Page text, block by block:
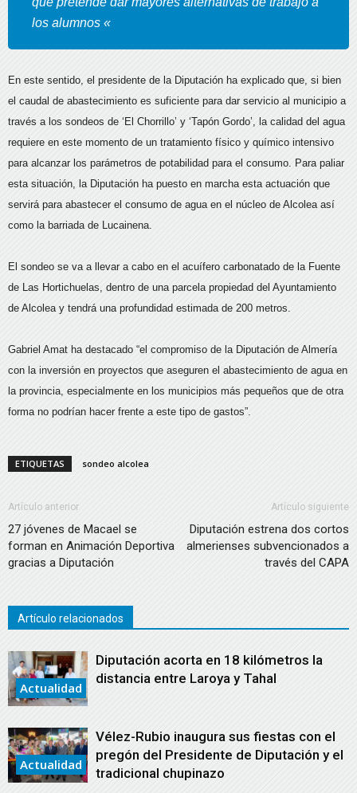
los alumnos «
En este sentido, el presidente de la Diputación ha explicado que, si bien
el caudal de abastecimiento es suficiente para dar servicio al municipio a
través a los sondeos de ‘El Chorrillo’ y ‘Tapón Gordo’, la calidad del agua
requiere en este momento de un tratamiento físico y químico intensivo
para alcanzar los parámetros de potabilidad para el consumo. Para paliar
esta situación, la Diputación ha puesto en marcha esta actuación que
servirá para abastecer el consumo de agua en el núcleo de Alcolea así
como la barriada de Lucainena.
El sondeo se va a llevar a cabo en el acuífero carbonatado de la Fuente
de Las Hortichuelas, dentro de una parcela propiedad del Ayuntamiento
de Alcolea y tendrá una profundidad estimada de 200 metros.
Gabriel Amat ha destacado “el compromiso de la Diputación de Almería
con la inversión en proyectos que aseguren el abastecimiento de agua en
la provincia, especialmente en los municipios más pequeños que de otra
forma no podrían hacer frente a este tipo de gastos”.
ETIQUETAS sondeo alcolea
Artículo anterior
27 jóvenes de Macael se
forman en Animación Deportiva
gracias a Diputación
Artículo siguiente
Diputación estrena dos cortos
almerienses subvencionados a
través del CAPA
Artículo relacionados
Actualidad
Diputación acorta en 18 kilómetros la
distancia entre Laroya y Tahal
Actualidad
Vélez-Rubio inaugura sus fiestas con el
pregón del Presidente de Diputación y el
tradicional chupinazo